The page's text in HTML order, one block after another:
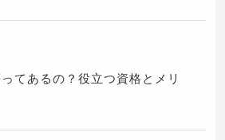
てあるの？役立つ資格とメリ